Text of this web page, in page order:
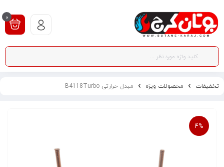
0
تخفیفات محصولات ویژه مبدل حرارتی B4118Turbo
4%